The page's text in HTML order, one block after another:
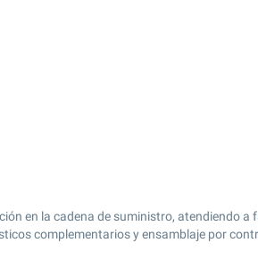
en la cadena de suministro, atendiendo
complementarios y ensamblaje por